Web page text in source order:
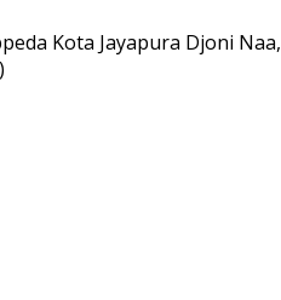
Kota Jayapura Djoni